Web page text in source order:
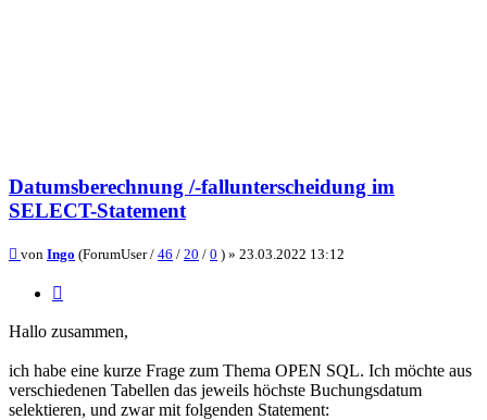
Datumsberechnung /-fallunterscheidung im
SELECT-Statement
Beitrag
von Ingo (ForumUser / 46 / 20 / 0 ) » 23.03.2022 13:12
Hallo zusammen,
ich habe eine kurze Frage zum Thema OPEN SQL. Ich möchte aus
verschiedenen Tabellen das jeweils höchste Buchungsdatum
selektieren, und zwar mit folgenden Statement: